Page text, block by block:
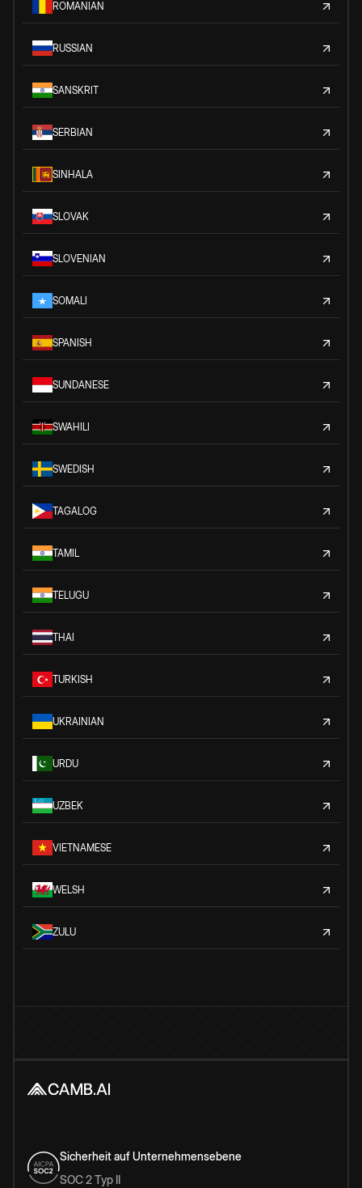
ROMANIAN
RUSSIAN
SANSKRIT
SERBIAN
SINHALA
SLOVAK
SLOVENIAN
SOMALI
SPANISH
SUNDANESE
SWAHILI
SWEDISH
TAGALOG
TAMIL
TELUGU
THAI
TURKISH
UKRAINIAN
URDU
UZBEK
VIETNAMESE
WELSH
ZULU
Sicherheit auf Unternehmensebene
SOC 2 Typ II